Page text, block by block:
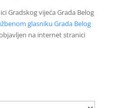
Gradskog vijeća Grada Belog
glasniku Grada Belog
na internet stranici